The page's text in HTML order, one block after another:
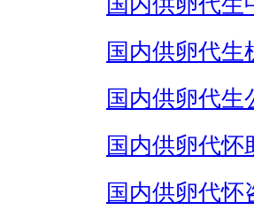
国内供卵代生
国内供卵代生
国内供卵代怀
国内供卵代怀